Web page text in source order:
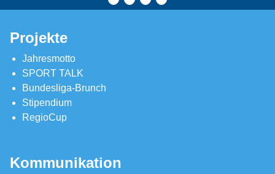
Projekte
Jahresmotto
SPORT TALK
Bundesliga-Brunch
Stipendium
RegioCup
Kommunikation